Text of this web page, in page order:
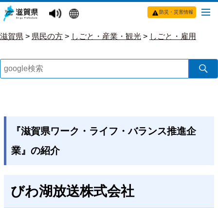
防災・災害情報
滋賀県 > 県民の方 > しごと・産業・観光 > しごと・雇用
『滋賀県ワーク・ライフ・バランス推進企
業』の紹介
びわ湖放送株式会社